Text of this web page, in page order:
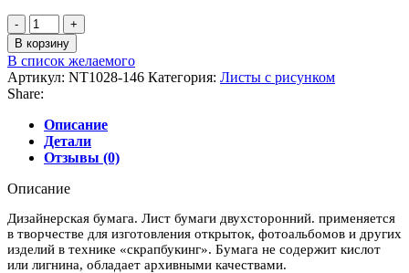
Количество
товара
Дизайнерская
бумага
"Frolic"
коллекция
"Now
and
Then",
MME
В корзину
В список желаемого
Артикул: NT1028-146 Категория: Листы c рисунком
Share:
Описание
Детали
Отзывы (0)
Описание
Дизайнерская бумага. Лист бумаги двухсторонний. применяется
в творчестве для изготовления открыток, фотоальбомов и других
изделий в технике «скрапбукинг». Бумага не содержит кислот
или лигнина, обладает архивными качествами.